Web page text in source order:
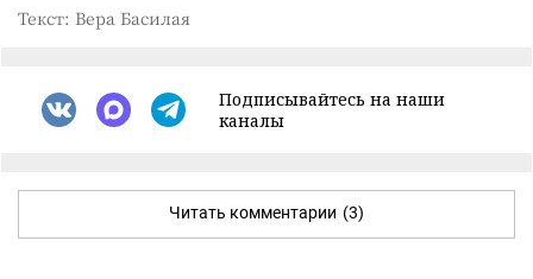
Текст: Вера Басилая
Подписывайтесь на наши
каналы
Читать комментарии (3)